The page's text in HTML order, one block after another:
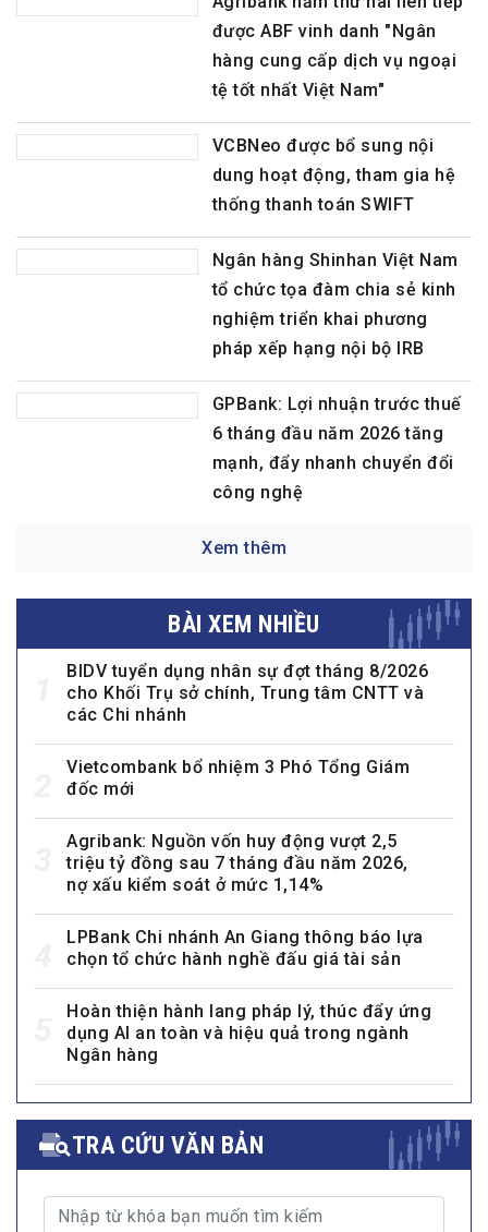
được ABF vinh danh "Ngân
hàng cung cấp dịch vụ ngoại
tệ tốt nhất Việt Nam"
VCBNeo được bổ sung nội
dung hoạt động, tham gia hệ
thống thanh toán SWIFT
Ngân hàng Shinhan Việt Nam
tổ chức tọa đàm chia sẻ kinh
nghiệm triển khai phương
pháp xếp hạng nội bộ IRB
GPBank: Lợi nhuận trước thuế
6 tháng đầu năm 2026 tăng
mạnh, đẩy nhanh chuyển đổi
BÀI XEM NHIỀU
BIDV tuyển dụng nhân sự đợt tháng 8/2026
cho Khối Trụ sở chính, Trung tâm CNTT và
các Chi nhánh
2
Vietcombank bổ nhiệm 3 Phó Tổng Giám
đốc mới
Agribank: Nguồn vốn huy động vượt 2,5
triệu tỷ đồng sau 7 tháng đầu năm 2026,
nợ xấu kiểm soát ở mức 1,14%
4
LPBank Chi nhánh An Giang thông báo lựa
chọn tổ chức hành nghề đấu giá tài sản
Hoàn thiện hành lang pháp lý, thúc đẩy ứng
dụng AI an toàn và hiệu quả trong ngành
Ngân hàng
TRA CỨU VĂN BẢN